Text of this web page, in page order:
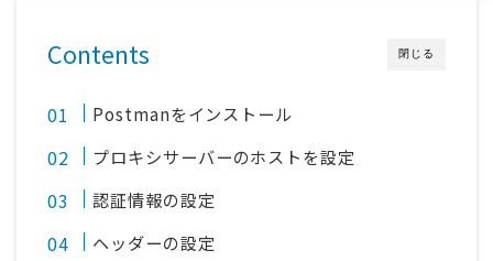
閉じる
Contents
Postmanをインストール
プロキシサーバーのホストを設定
認証情報の設定
ヘッダーの設定